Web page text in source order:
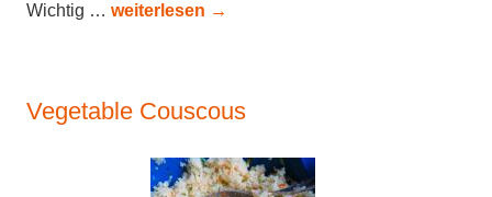
Wichtig … weiterlesen →
Vegetable Couscous